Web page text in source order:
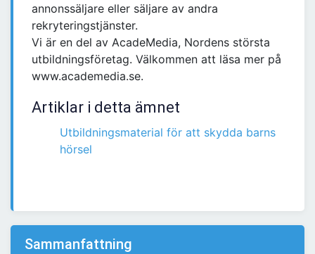
annonssäljare eller säljare av andra
rekryteringstjänster.
Vi är en del av AcadeMedia, Nordens största
utbildningsföretag. Välkommen att läsa mer på
www.academedia.se.
Artiklar i detta ämnet
Utbildningsmaterial för att skydda barns
hörsel
Sammanfattning